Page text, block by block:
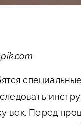
специальные
век. Перед